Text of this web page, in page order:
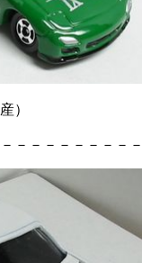
）
－－－－－－－